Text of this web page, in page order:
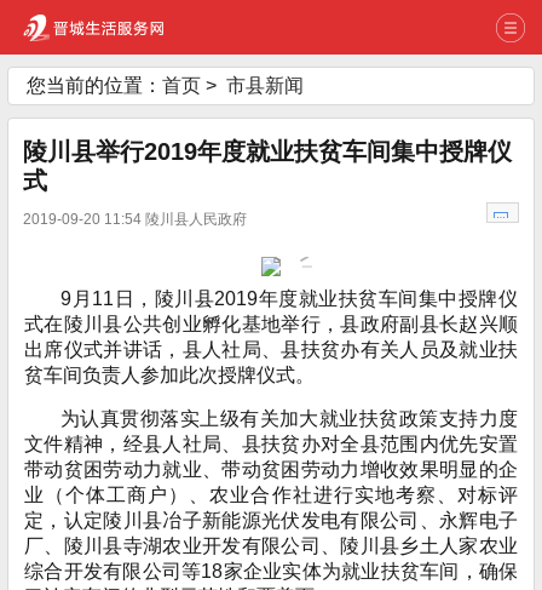
您当前的位置： 首页 > 市县新闻
陵川县举行2019年度就业扶贫车间集中授牌仪
式
2019-09-20 11:54 陵川县人民政府
9月11日，陵川县2019年度就业扶贫车间集中授牌仪
式在陵川县公共创业孵化基地举行，县政府副县长赵兴顺
出席仪式并讲话，县人社局、县扶贫办有关人员及就业扶
贫车间负责人参加此次授牌仪式。
为认真贯彻落实上级有关加大就业扶贫政策支持力度
文件精神，经县人社局、县扶贫办对全县范围内优先安置
带动贫困劳动力就业、带动贫困劳动力增收效果明显的企
业（个体工商户）、农业合作社进行实地考察、对标评
定，认定陵川县冶子新能源光伏发电有限公司、永辉电子
厂、陵川县寺湖农业开发有限公司、陵川县乡土人家农业
综合开发有限公司等18家企业实体为就业扶贫车间，确保